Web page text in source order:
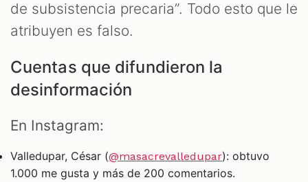
de subsistencia precaria”. Todo esto que le
atribuyen es falso.
Cuentas que difundieron la
desinformación
En Instagram:
Valledupar, César (@masacrevalledupar): obtuvo
1.000 me gusta y más de 200 comentarios.